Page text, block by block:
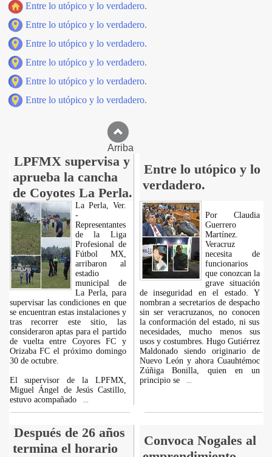
Entre lo utópico y lo verdadero.
Entre lo utópico y lo verdadero.
Entre lo utópico y lo verdadero.
Entre lo utópico y lo verdadero.
Entre lo utópico y lo verdadero.
Entre lo utópico y lo verdadero.
Arriba
LPFMX supervisa y
aprueba la cancha
de Coyotes La Perla.
Entre lo utópico y lo
verdadero.
La Perla, Ver.
-
Representantes
de la Liga
Profesional de
Fútbol MX,
arribaron al
estadio
municipal de
La Perla, para
supervisar las condiciones en que
se encuentran estas instalaciones y
tras recorrer este sitio, las
consideraron aptas para el partido
de vuelta entre Coyores FC y
Orizaba FC el próximo domingo
30 de octubre.
El supervisor de la LPFMX,
Miguel Ángel de Jesús Castillo,
estuvo acompañado
Por Claudia
Guerrero
Martínez.
Veracruz
necesita de
funcionarios
que conozcan la
grave situación
de inseguridad en el estado. Y
nombran a secretarios de despacho
sin ser veracruzanos, no conocen
la conformación del estado, ni sus
necesidades, mucho menos sus
usos y costumbres. Hugo Gutiérrez
Maldonado siendo originario de
Nuevo León y ahora Cuauhtémoc
Zúñiga Bonilla, quien en un
principio se
Después de 26 años
termina el horario
Convoca Nogales al